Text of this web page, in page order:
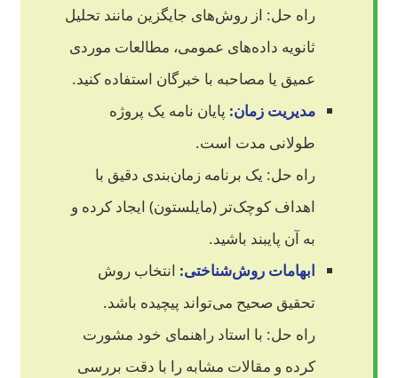
راه حل: از روش‌های جایگزین مانند تحلیل
ثانویه داده‌های عمومی، مطالعات موردی
عمیق یا مصاحبه با خبرگان استفاده کنید.
مدیریت زمان: پایان نامه یک پروژه
طولانی مدت است.
راه حل: یک برنامه زمان‌بندی دقیق با
اهداف کوچک‌تر (مایلستون) ایجاد کرده و
به آن پایبند باشید.
ابهامات روش‌شناختی: انتخاب روش
تحقیق صحیح می‌تواند پیچیده باشد.
راه حل: با استاد راهنمای خود مشورت
کرده و مقالات مشابه را با دقت بررسی